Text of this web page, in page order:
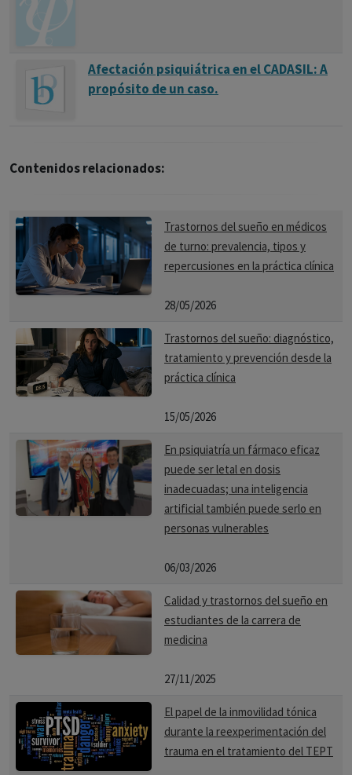
Afectación psiquiátrica en el CADASIL: A
propósito de un caso.
Contenidos relacionados:
Trastornos del sueño en médicos
de turno: prevalencia, tipos y
repercusiones en la práctica clínica
28/05/2026
Trastornos del sueño: diagnóstico,
tratamiento y prevención desde la
práctica clínica
15/05/2026
En psiquiatría un fármaco eficaz
puede ser letal en dosis
inadecuadas; una inteligencia
artificial también puede serlo en
personas vulnerables
06/03/2026
Calidad y trastornos del sueño en
estudiantes de la carrera de
medicina
27/11/2025
El papel de la inmovilidad tónica
durante la reexperimentación del
trauma en el tratamiento del TEPT